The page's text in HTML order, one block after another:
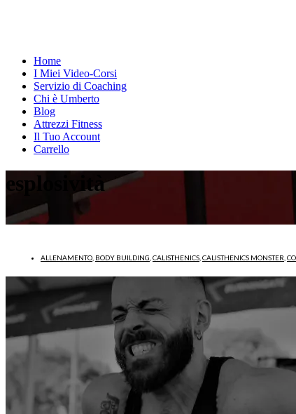
Home
I Miei Video-Corsi
Servizio di Coaching
Chi è Umberto
Blog
Attrezzi Fitness
Il Tuo Account
Carrello
esplosività
ALLENAMENTO BODY BUILDING CALISTHENICS CALISTHENICS MONSTER